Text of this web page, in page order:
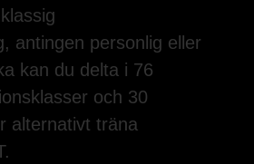
antingen personlig eller
kan du delta i 76
och 30
alternativt träna